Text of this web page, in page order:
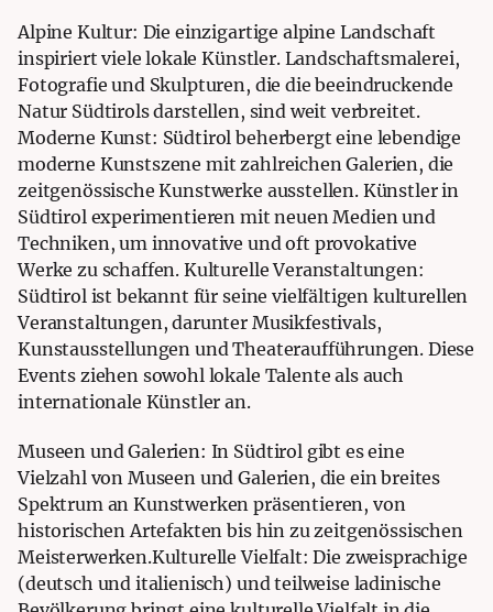
Alpine Kultur: Die einzigartige alpine Landschaft
inspiriert viele lokale Künstler. Landschaftsmalerei,
Fotografie und Skulpturen, die die beeindruckende
Natur Südtirols darstellen, sind weit verbreitet.
Moderne Kunst: Südtirol beherbergt eine lebendige
moderne Kunstszene mit zahlreichen Galerien, die
zeitgenössische Kunstwerke ausstellen. Künstler in
Südtirol experimentieren mit neuen Medien und
Techniken, um innovative und oft provokative
Werke zu schaffen. Kulturelle Veranstaltungen:
Südtirol ist bekannt für seine vielfältigen kulturellen
Veranstaltungen, darunter Musikfestivals,
Kunstausstellungen und Theateraufführungen. Diese
Events ziehen sowohl lokale Talente als auch
internationale Künstler an.
Museen und Galerien: In Südtirol gibt es eine
Vielzahl von Museen und Galerien, die ein breites
Spektrum an Kunstwerken präsentieren, von
historischen Artefakten bis hin zu zeitgenössischen
Meisterwerken.Kulturelle Vielfalt: Die zweisprachige
(deutsch und italienisch) und teilweise ladinische